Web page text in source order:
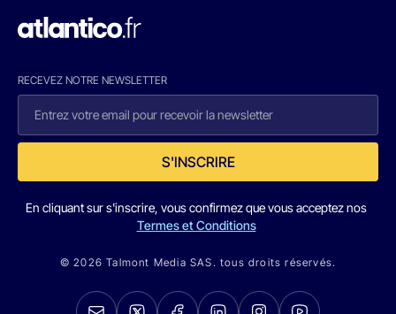
RECEVEZ NOTRE NEWSLETTER
S'INSCRIRE
En cliquant sur s'inscrire, vous confirmez que vous acceptez nos
Termes et Conditions
© 2026 Talmont Media SAS. tous droits réservés.